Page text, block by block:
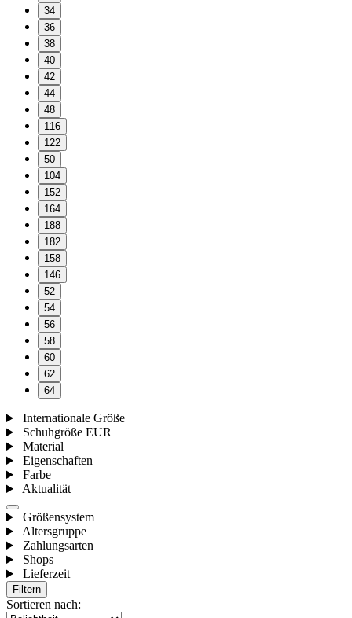
34
36
38
40
42
44
48
116
122
50
104
152
164
188
182
158
146
52
54
56
58
60
62
64
Internationale Größe
Schuhgröße EUR
Material
Eigenschaften
Farbe
Aktualität
Größensystem
Altersgruppe
Zahlungsarten
Shops
Lieferzeit
Filtern
Sortieren nach: